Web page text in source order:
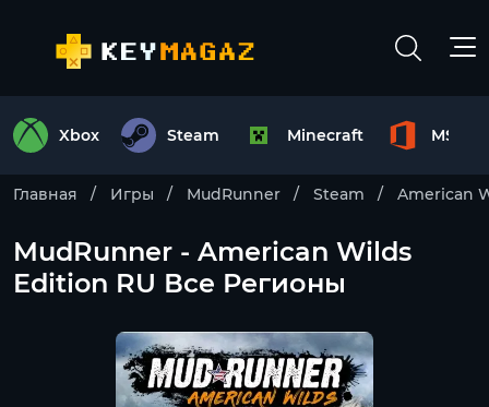
Xbox Steam Minecraft MS
Главная Игры MudRunner Steam American
MudRunner - American Wilds
Edition RU Все Регионы